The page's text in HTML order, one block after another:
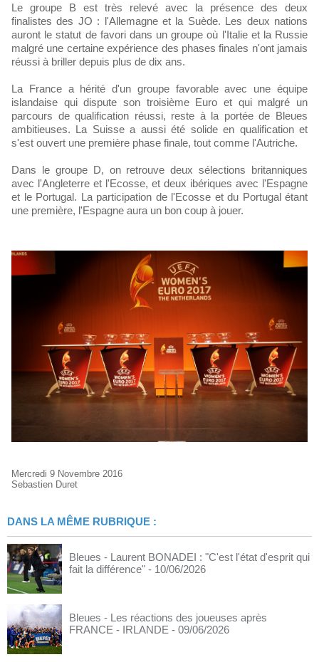
Le groupe B est très relevé avec la présence des deux
finalistes des JO : l'Allemagne et la Suède. Les deux nations
auront le statut de favori dans un groupe où l'Italie et la Russie
malgré une certaine expérience des phases finales n'ont jamais
réussi à briller depuis plus de dix ans.
La France a hérité d'un groupe favorable avec une équipe
islandaise qui dispute son troisième Euro et qui malgré un
parcours de qualification réussi, reste à la portée de Bleues
ambitieuses. La Suisse a aussi été solide en qualification et
s'est ouvert une première phase finale, tout comme l'Autriche.
Dans le groupe D, on retrouve deux sélections britanniques
avec l'Angleterre et l'Ecosse, et deux ibériques avec l'Espagne
et le Portugal. La participation de l'Ecosse et du Portugal étant
une première, l'Espagne aura un bon coup à jouer.
Mercredi 9 Novembre 2016
Sebastien Duret
DANS LA MÊME RUBRIQUE :
Bleues - Laurent BONADEI : "C'est l'état d'esprit qui
fait la différence" - 10/06/2026
Bleues - Les réactions des joueuses après
FRANCE - IRLANDE - 09/06/2026